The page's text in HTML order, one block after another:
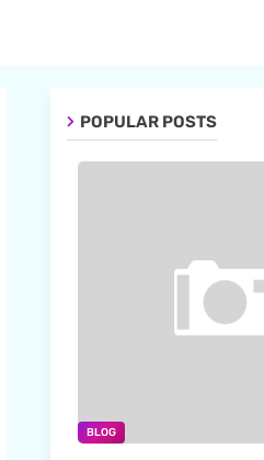
POPULAR POSTS
BLOG